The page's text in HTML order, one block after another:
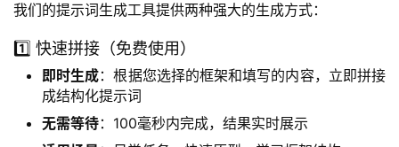
我们的提示词生成工具提供两种强大的生成方式：
1️⃣ 快速拼接（免费使用）
即时生成：根据您选择的框架和填写的内容，立即拼接
成结构化提示词
无需等待：100毫秒内完成，结果实时展示